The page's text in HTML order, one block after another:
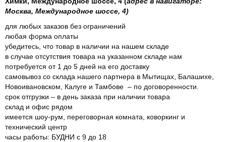
Москва, Международное шоссе, 4)
для любых заказов без ограничений
любая форма оплаты
убедитесь, что товар в наличии на нашем складе
в случае отсутствия товара на указанном складе нам
потребуется от 1 до 5 дней на его доставку
самовывоз со склада нашего партнера в Мытищах, Балашихе,
Новоивановском, Калуге и Тамбове – по договоренности.
срок отгрузки – в день заказа при наличии товара
склад и офис рядом
имеется шоу-рум, переговорная комната, коворкинг и
технический центр
часы работы: БУДНИ с 9 до 18